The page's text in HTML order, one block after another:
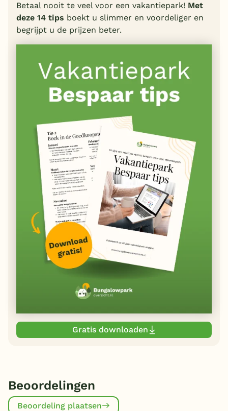
Betaal nooit te veel voor een vakantiepark! Met
deze 14 tips boekt u slimmer en voordeliger en
begrijpt u de prijzen beter.
Gratis downloaden
Beoordelingen
Beoordeling plaatsen